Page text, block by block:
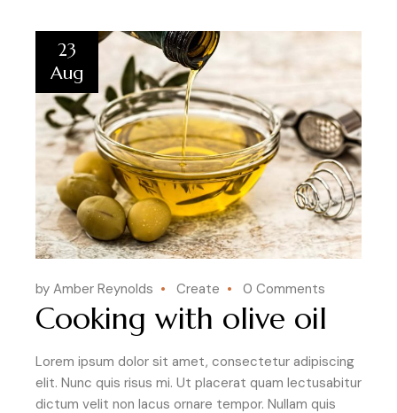
23
Aug
by Amber Reynolds Create 0 Comments
Cooking with olive oil
Lorem ipsum dolor sit amet, consectetur adipiscing
elit. Nunc quis risus mi. Ut placerat quam lectusabitur
dictum velit non lacus ornare tempor. Nullam quis